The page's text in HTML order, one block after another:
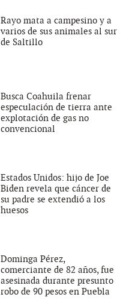
Rayo mata a campesino y a
varios de sus animales al sur
de Saltillo
Busca Coahuila frenar
especulación de tierra ante
explotación de gas no
convencional
Estados Unidos: hijo de Joe
Biden revela que cáncer de
su padre se extendió a los
huesos
Dominga Pérez,
comerciante de 82 años, fue
asesinada durante presunto
robo de 90 pesos en Puebla